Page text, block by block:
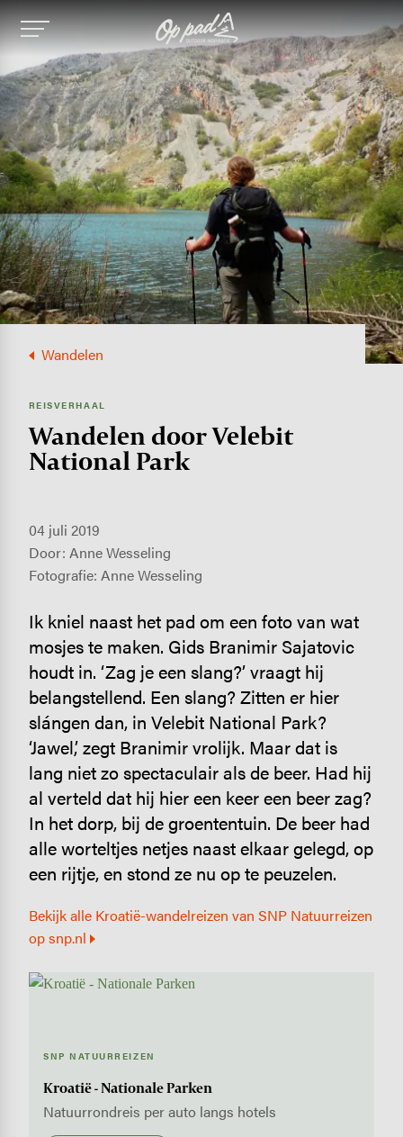
Image
Wandelen
REISVERHAAL
Wandelen door Velebit
National Park
04 juli 2019
Door: Anne Wesseling
Fotografie: Anne Wesseling
SNP NATUURREIZEN
Kroatië - Nationale Parken
Natuurrondreis per auto langs hotels
Ik kniel naast het pad om een foto van wat
mosjes te maken. Gids Branimir Sajatovic
houdt in. ‘Zag je een slang?’ vraagt hij
belangstellend. Een slang? Zitten er hier
slángen dan, in Velebit National Park?
‘Jawel,’ zegt Branimir vrolijk. Maar dat is
lang niet zo spectaculair als de beer. Had hij
al verteld dat hij hier een keer een beer zag?
In het dorp, bij de groententuin. De beer had
alle worteltjes netjes naast elkaar gelegd, op
een rijtje, en stond ze nu op te peuzelen.
Bekijk alle Kroatië-wandelreizen van SNP Natuurreizen
op snp.nl